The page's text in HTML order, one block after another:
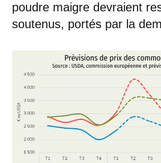
poudre maigre devraient
soutenus, portés par la